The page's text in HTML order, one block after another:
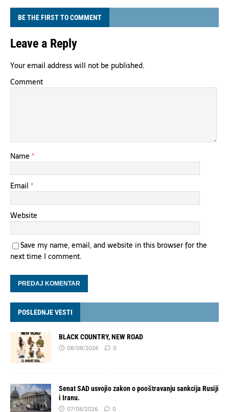
BE THE FIRST TO COMMENT
Leave a Reply
Your email address will not be published.
Comment
Name *
Email *
Website
Save my name, email, and website in this browser for the
next time I comment.
POSLEDNJE VESTI
BLACK COUNTRY, NEW ROAD
08/08/2026 0
Senat SAD usvojio zakon o pooštravanju sankcija Rusiji
i Iranu.
07/08/2026 0